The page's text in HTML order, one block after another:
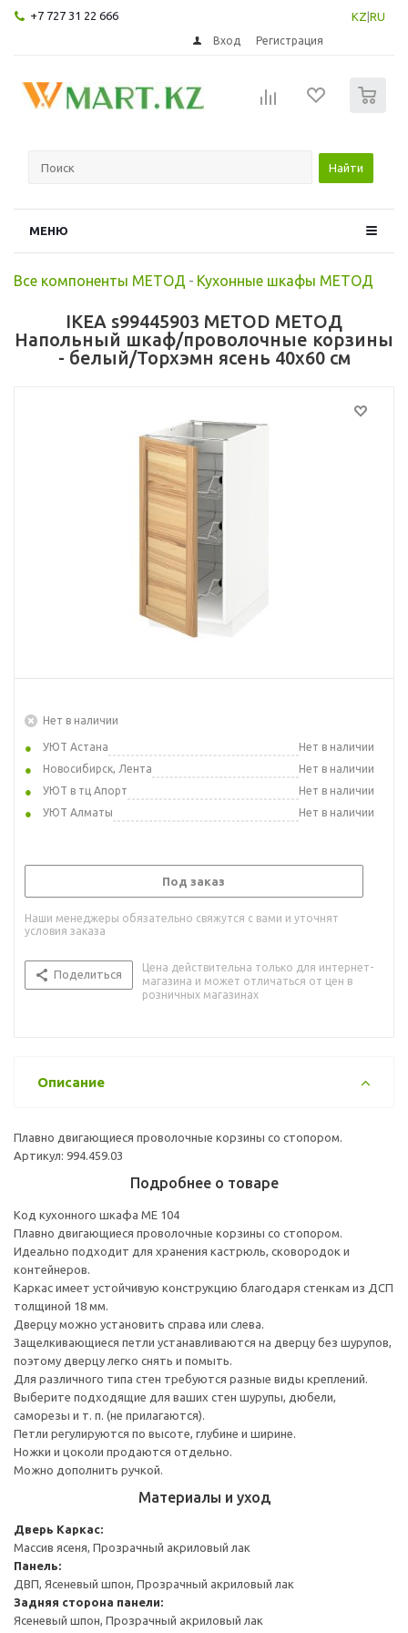
+7 727 31 22 666 KZ RU
Вход Регистрация
Найти
МЕНЮ
Все компоненты МЕТОД - Кухонные шкафы МЕТОД
IKEA s99445903 METOD МЕТОД
Напольный шкаф/проволочные корзины
- белый/Торхэмн ясень 40x60 см
Нет в наличии
УЮТ Астана
Нет в наличии
Новосибирск, Лента
Нет в наличии
УЮТ в тц Апорт
Нет в наличии
УЮТ Алматы
Нет в наличии
Под заказ
Наши менеджеры обязательно свяжутся с вами и уточнят
условия заказа
Поделиться
Цена действительна только для интернет-
магазина и может отличаться от цен в
розничных магазинах
Описание
Плавно двигающиеся проволочные корзины со стопором.
Артикул: 994.459.03
Подробнее о товаре
Код кухонного шкафа ME 104
Плавно двигающиеся проволочные корзины со стопором.
Идеально подходит для хранения кастрюль, сковородок и
контейнеров.
Каркас имеет устойчивую конструкцию благодаря стенкам из ДСП
толщиной 18 мм.
Дверцу можно установить справа или слева.
Защелкивающиеся петли устанавливаются на дверцу без шурупов,
поэтому дверцу легко снять и помыть.
Для различного типа стен требуются разные виды креплений.
Выберите подходящие для ваших стен шурупы, дюбели,
саморезы и т. п. (не прилагаются).
Петли регулируются по высоте, глубине и ширине.
Ножки и цоколи продаются отдельно.
Можно дополнить ручкой.
Материалы и уход
Дверь Каркас:
Массив ясеня, Прозрачный акриловый лак
Панель:
ДВП, Ясеневый шпон, Прозрачный акриловый лак
Задняя сторона панели:
Ясеневый шпон, Прозрачный акриловый лак